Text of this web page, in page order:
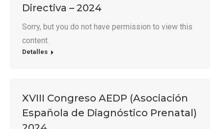
Directiva – 2024
Sorry, but you do not have permission to view this
content.
Detalles
XVIII Congreso AEDP (Asociación
Española de Diagnóstico Prenatal)